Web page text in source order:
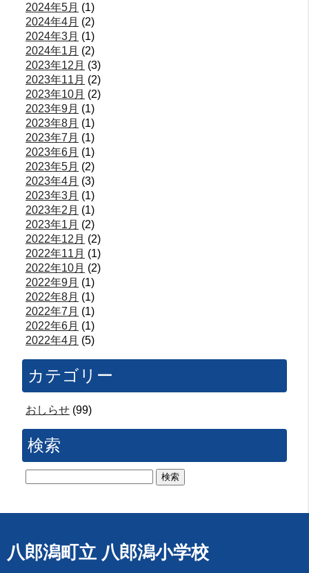
2024年5月 (1)
2024年4月 (2)
2024年3月 (1)
2024年1月 (2)
2023年12月 (3)
2023年11月 (2)
2023年10月 (2)
2023年9月 (1)
2023年8月 (1)
2023年7月 (1)
2023年6月 (1)
2023年5月 (2)
2023年4月 (3)
2023年3月 (1)
2023年2月 (1)
2023年1月 (2)
2022年12月 (2)
2022年11月 (1)
2022年10月 (2)
2022年9月 (1)
2022年8月 (1)
2022年7月 (1)
2022年6月 (1)
2022年4月 (5)
カテゴリー
おしらせ (99)
検索
八郎潟町立 八郎潟小学校